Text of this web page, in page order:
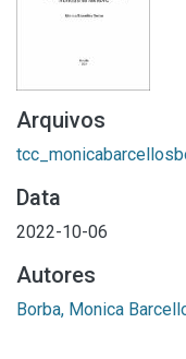
Arquivos
Data
2022-10-06
Autores
Borba, Monica